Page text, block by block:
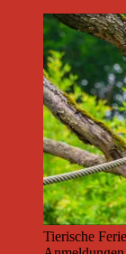
Tierische